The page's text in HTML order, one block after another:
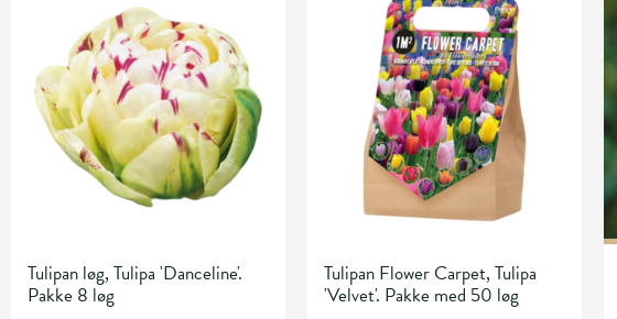
Tulipan løg, Tulipa 'Danceline'.
Pakke 8 løg
Tulipan Flower Carpet, Tulipa
'Velvet'. Pakke med 50 løg